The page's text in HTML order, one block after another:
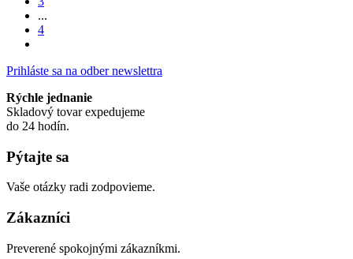
...
4
Prihláste sa na odber newslettra
Rýchle jednanie
Skladový tovar expedujeme
do 24 hodín.
Pýtajte sa
Vaše otázky radi zodpovieme.
Zákazníci
Preverené spokojnými zákazníkmi.